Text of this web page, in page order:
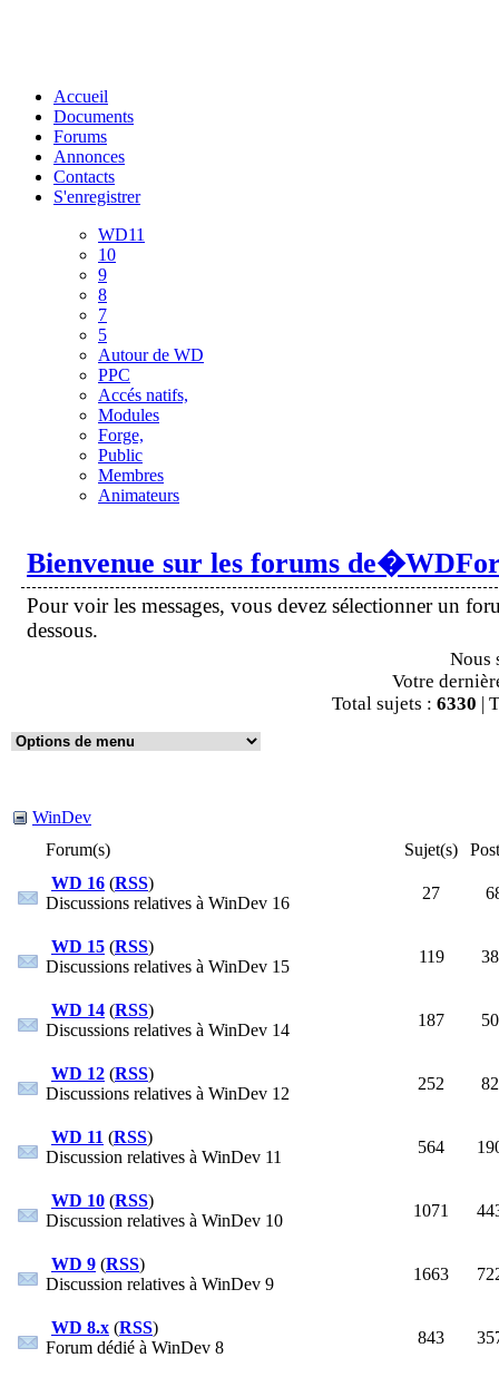
Accueil
Documents
Forums
Annonces
Contacts
S'enregistrer
WD11
10
9
8
7
5
Autour de WD
PPC
Accés natifs,
Modules
Forge,
Public
Membres
Animateurs
Bienvenue sur les forums
Pour voir les messages, vous devez sélectionner un
dessous.
Nous
Votre
Total sujets : 6330 |
WinDev
Forum(s)
Sujet(s)
WD 16 (RSS)
Discussions relatives à WinDev 16
27
WD 15 (RSS)
Discussions relatives à WinDev 15
119
WD 14 (RSS)
Discussions relatives à WinDev 14
187
WD 12 (RSS)
Discussions relatives à WinDev 12
252
WD 11 (RSS)
Discussion relatives à WinDev 11
564
WD 10 (RSS)
Discussion relatives à WinDev 10
1071
WD 9 (RSS)
Discussion relatives à WinDev 9
1663
WD 8.x (RSS)
Forum dédié à WinDev 8
843